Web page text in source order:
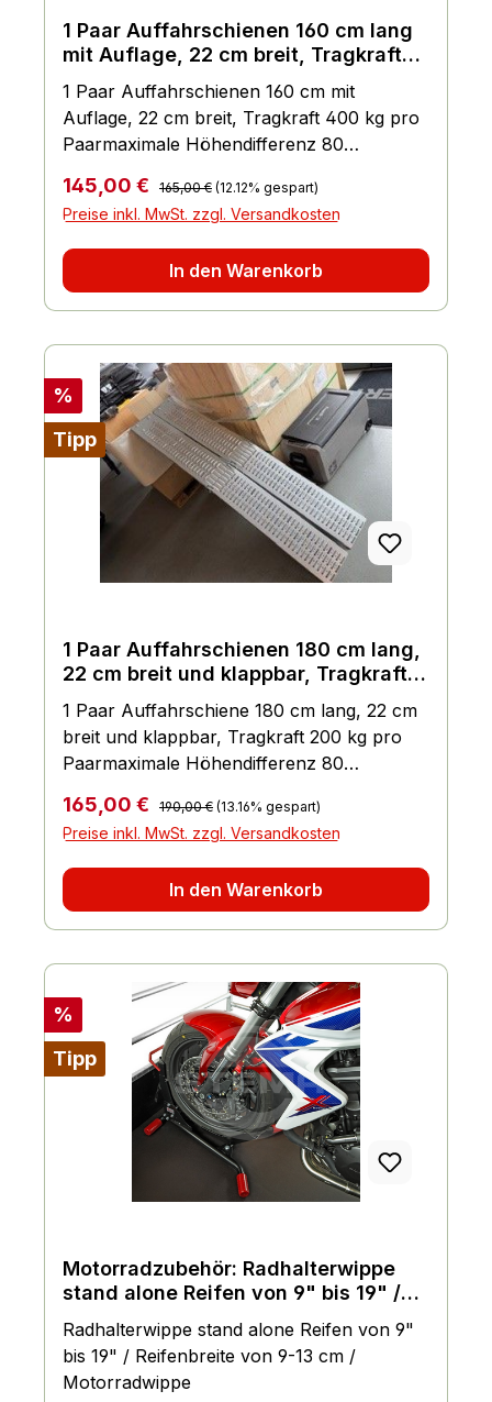
1 Paar Auffahrschienen 160 cm lang
mit Auflage, 22 cm breit, Tragkraft
1 Paar Auffahrschienen 160 cm mit
Auflage, 22 cm breit, Tragkraft 400 kg pro
Paarmaximale Höhendifferenz 80
jeden KofferraumTragkraft pro Paar ca.
400 kgPreis gilt pro 1 Paar (2 Stück)
Auffahrschiene
Verkaufspreis:
145,00 € Regulärer Preis:
165,00 € (12.12% gespart)
Preise inkl. MwSt. zzgl. Versandkosten
In den Warenkorb
Rabatt
%
Tipp
1 Paar Auffahrschienen 180 cm lang,
22 cm breit und klappbar, Tragkraft
1 Paar Auffahrschiene 180 cm lang, 22 cm
breit und klappbar, Tragkraft 200 kg pro
Paarmaximale Höhendifferenz 80
jeden KofferraumTragkraft pro Paar ca.
200 kgPreis gilt pro 1 Stück Auffahrschiene
Verkaufspreis:
165,00 € Regulärer Preis:
190,00 € (13.16% gespart)
Preise inkl. MwSt. zzgl. Versandkosten
In den Warenkorb
Rabatt
%
Tipp
Motorradzubehör: Radhalterwippe
stand alone Reifen von 9" bis 19" /
Radhalterwippe stand alone Reifen von 9"
bis 19" / Reifenbreite von 9-13 cm /
Motorradwippe